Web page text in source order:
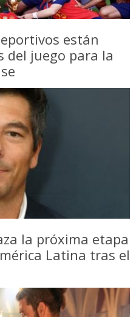
están
del juego para la
la próxima etapa
Latina tras el